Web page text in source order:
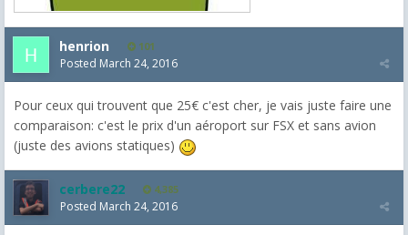
henrion 101
Posted March 24, 2016
Pour ceux qui trouvent que 25€ c'est cher, je vais juste faire une
comparaison: c'est le prix d'un aéroport sur FSX et sans avion
(juste des avions statiques)
cerbere22 4,385
Posted March 24, 2016